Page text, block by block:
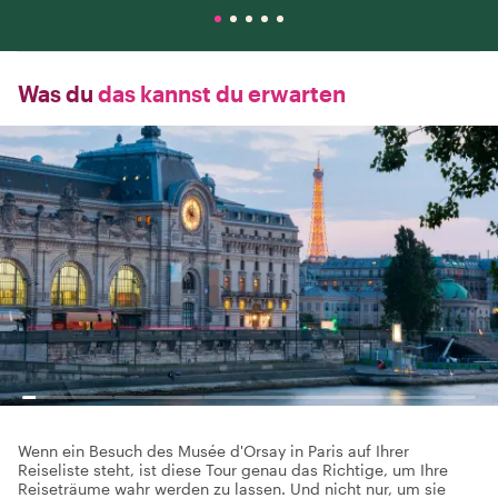
Was du das kannst du erwarten
Wenn ein Besuch des Musée d'Orsay in Paris auf Ihrer
Reiseliste steht, ist diese Tour genau das Richtige, um Ihre
Reiseträume wahr werden zu lassen. Und nicht nur, um sie